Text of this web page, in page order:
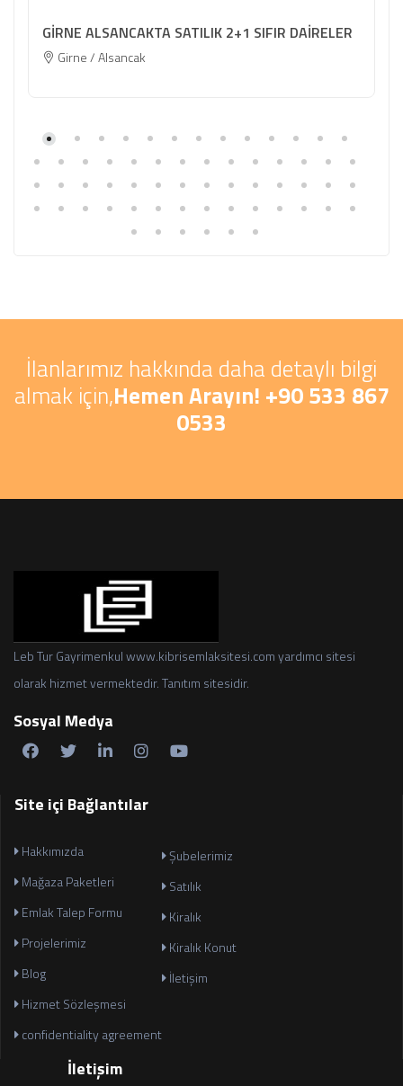
GİRNE ALSANCAKTA SATILIK 2+1 SIFIR DAİRELER
Girne / Alsancak
İlanlarımız hakkında daha detaylı bilgi
almak için,Hemen Arayın! +90 533 867
0533
Leb Tur Gayrimenkul www.kibrisemlaksitesi.com yardımcı sitesi
olarak hizmet vermektedir. Tanıtım sitesidir.
Sosyal Medya
Site içi Bağlantılar
Hakkımızda
Mağaza Paketleri
Emlak Talep Formu
Projelerimiz
Blog
Hizmet Sözleşmesi
confidentiality agreement
Şubelerimiz
Satılık
Kiralık
Kiralık Konut
İletişim
İletişim